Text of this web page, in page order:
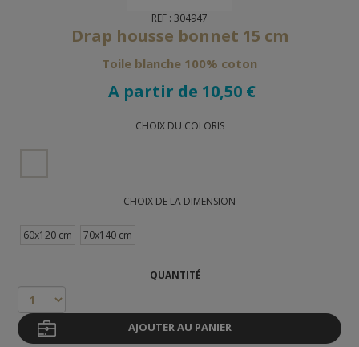
REF : 304947
Drap housse bonnet 15 cm
Toile blanche 100% coton
A partir de 10,50 €
CHOIX DU COLORIS
CHOIX DE LA DIMENSION
60x120 cm 70x140 cm
QUANTITÉ
AJOUTER AU PANIER